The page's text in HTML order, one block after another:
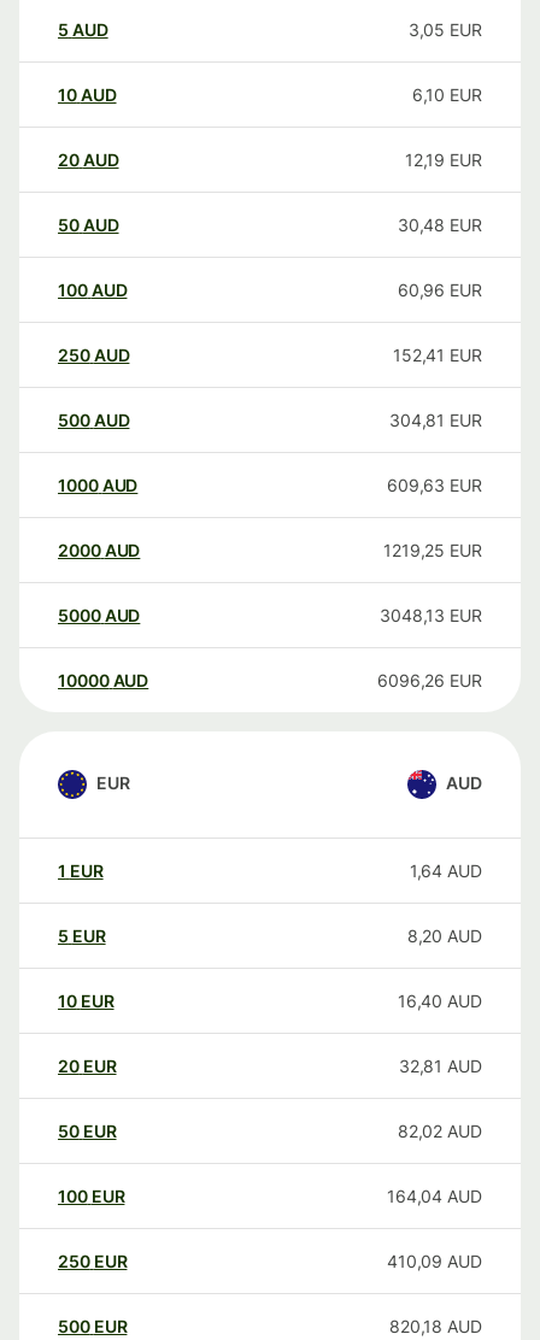
5 AUD 3,05 EUR
10AUD 6,10 EUR
20AUD 12,19 EUR
50AUD 30,48 EUR
100AUD 60,96 EUR
250AUD 152,41 EUR
500AUD 304,81 EUR
1000AUD 609,63 EUR
2000AUD 1219,25 EUR
5000AUD 3048,13 EUR
10000 AUD 6096,26 EUR
EUR AUD
1 EUR 1,64 AUD
5 EUR 8,20 AUD
10 EUR 16,40 AUD
20 EUR 32,81 AUD
50 EUR 82,02 AUD
100 EUR 164,04 AUD
250 EUR 410,09 AUD
500 EUR 820,18 AUD